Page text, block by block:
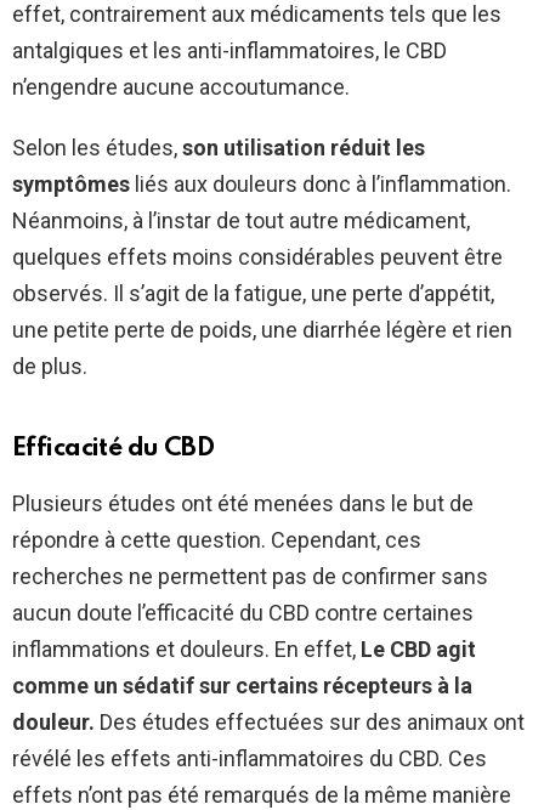
effet, contrairement aux médicaments tels que les
antalgiques et les anti-inflammatoires, le CBD
n’engendre aucune accoutumance.
Selon les études,son utilisation réduit les
symptômes liés aux douleurs donc à l’inflammation.
Néanmoins, à l’instar de tout autre médicament,
quelques effets moins considérables peuvent être
observés. Il s’agit de la fatigue, une perte d’appétit,
une petite perte de poids, une diarrhée légère et rien
de plus.
Efficacité du CBD
Plusieurs études ont été menées dans le but de
répondre à cette question. Cependant, ces
recherches ne permettent pas de confirmer sans
aucun doute l’efficacité du CBD contre certaines
inflammations et douleurs. En effet, Le CBD agit
comme un sédatif sur certains récepteurs à la
douleur. Des études effectuées sur des animaux ont
révélé les effets anti-inflammatoires du CBD. Ces
effets n’ont pas été remarqués de la même manière